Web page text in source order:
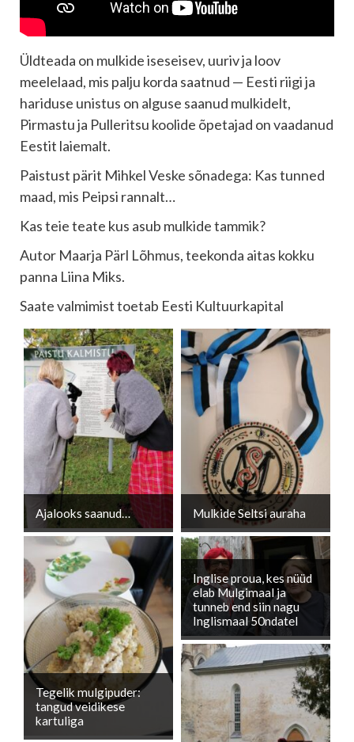
Üldteada on mulkide iseseisev, uuriv ja loov
meelelaad, mis palju korda saatnud — Eesti riigi ja
hariduse unistus on alguse saanud mulkidelt,
Pirmastu ja Pulleritsu koolide õpetajad on vaadanud
Eestit laiemalt.
Paistust pärit Mihkel Veske sõnadega: Kas tunned
maad, mis Peipsi rannalt…
Kas teie teate kus asub mulkide tammik?
Autor Maarja Pärl Lõhmus, teekonda aitas kokku
panna Liina Miks.
Saate valmimist toetab Eesti Kultuurkapital
Ajalooks saanud… Mulkide Seltsi auraha
Tegelik mulgipuder:
tangud veidikese
kartuliga
Inglise proua, kes nüüd
elab Mulgimaal ja
tunneb end siin nagu
Inglismaal 50ndatel